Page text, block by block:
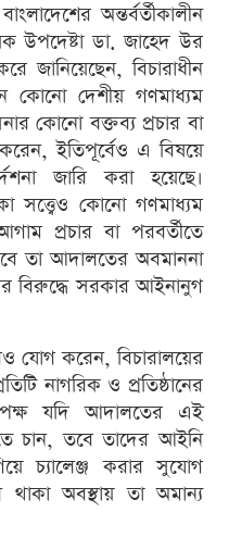
অন্তর্বর্তীকালীন
উপদেষ্টা ডা. জাহেদ উর
জানিয়েছেন, বিচারাধীন
কোনো দেশীয় গণমাধ্যম
কোনো বক্তব্য প্রচার বা
ইতিপূর্বেও এ বিষয়ে
জারি করা হয়েছে।
সত্ত্বেও কোনো গণমাধ্যম
প্রচার বা পরবর্তীতে
তা আদালতের অবমাননা
বিরুদ্ধে সরকার আইনানুগ
যোগ করেন, বিচারালয়ের
নাগরিক ও প্রতিষ্ঠানের
পক্ষ যদি আদালতের এই
চান, তবে তাদের আইনি
চ্যালেঞ্জ করার সুযোগ
থাকা অবস্থায় তা অমান্য